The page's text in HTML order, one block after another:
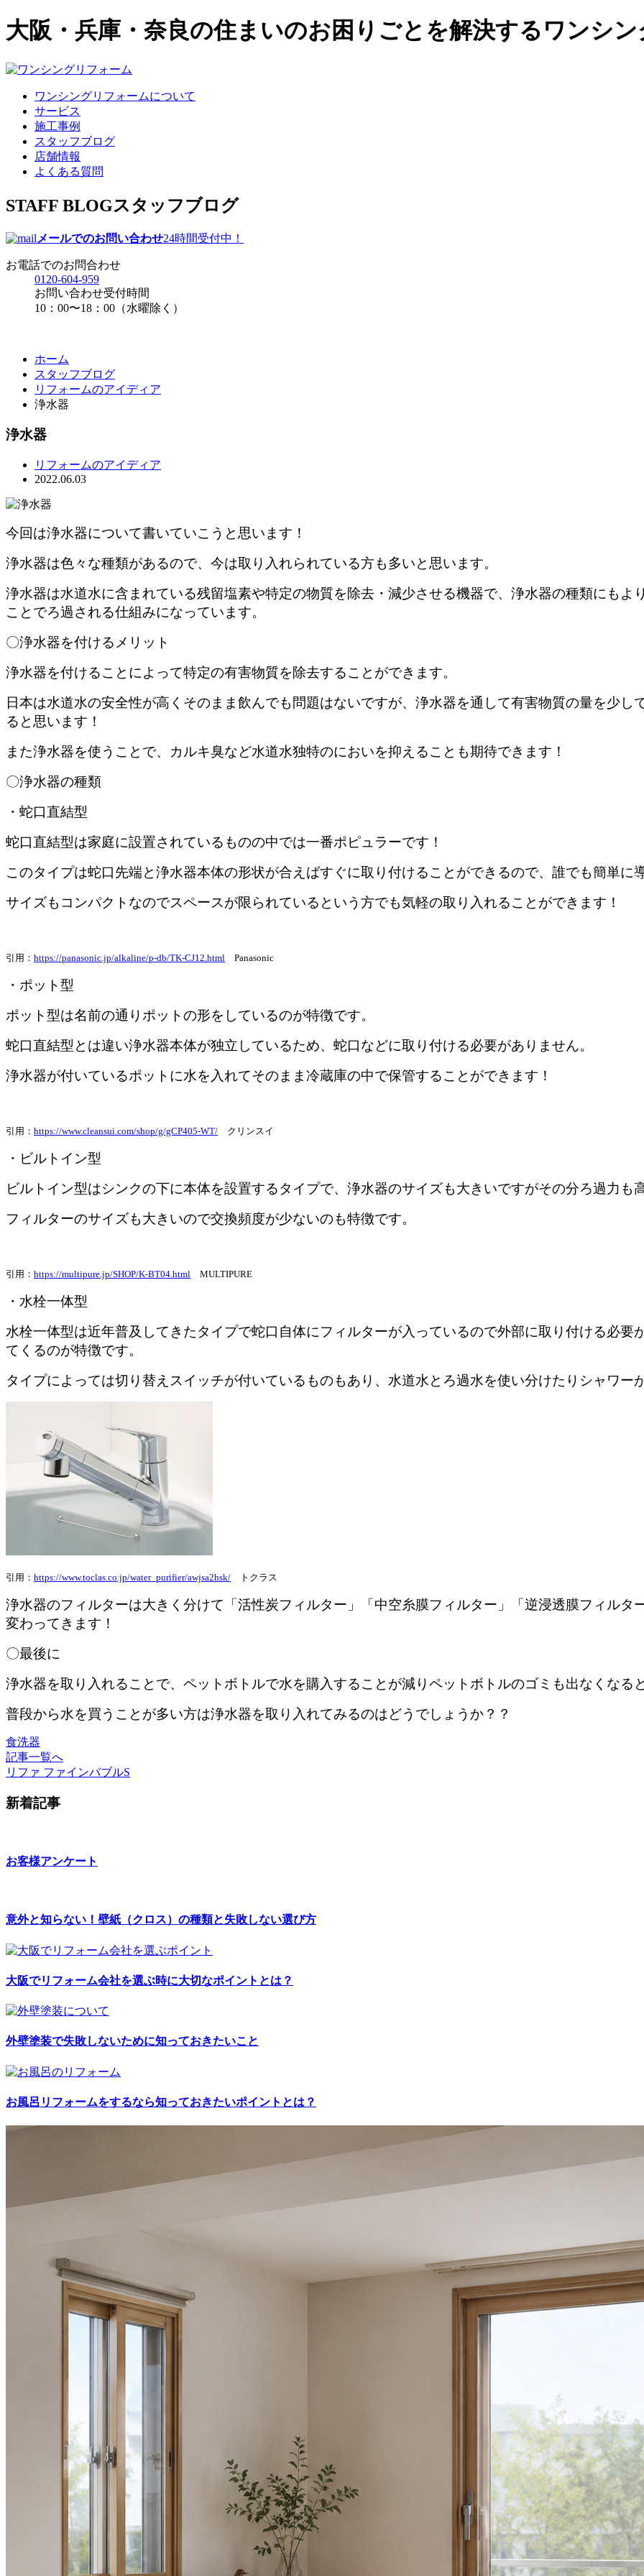
大阪・兵庫・奈良の住まいのお困りごとを解決するワンシ
ワンシングリフォームについて
サービス
施工事例
スタッフブログ
店舗情報
よくある質問
STAFF BLOGスタッフブログ
メールでのお問い合わせ24時間受付中！
お電話でのお問合わせ
0120-604-959
お問い合わせ受付時間
10：00〜18：00（水曜除く）
ホーム
スタッフブログ
リフォームのアイディア
浄水器
浄水器
リフォームのアイディア
2022.06.03
今回は浄水器について書いていこうと思います！
浄水器は色々な種類があるので、今は取り入れられている方も多いと思います。
浄水器は水道水に含まれている残留塩素や特定の物質を除去・減少させる機器で、浄水器の種類にもよ
ことでろ過される仕組みになっています。
〇浄水器を付けるメリット
浄水器を付けることによって特定の有害物質を除去することができます。
日本は水道水の安全性が高くそのまま飲んでも問題はないですが、浄水器を通して有害物質の量を少し
ると思います！
また浄水器を使うことで、カルキ臭など水道水独特のにおいを抑えることも期待できます！
〇浄水器の種類
・蛇口直結型
蛇口直結型は家庭に設置されているものの中では一番ポピュラーです！
このタイプは蛇口先端と浄水器本体の形状が合えばすぐに取り付けることができるので、誰でも簡単に
サイズもコンパクトなのでスペースが限られているという方でも気軽の取り入れることができます！
引用： https://panasonic.jp/alkaline/p-db/TK-CJ12.html Panasonic
・ポット型
ポット型は名前の通りポットの形をしているのが特徴です。
蛇口直結型とは違い浄水器本体が独立しているため、蛇口などに取り付ける必要がありません。
浄水器が付いているポットに水を入れてそのまま冷蔵庫の中で保管することができます！
引用： https://www.cleansui.com/shop/g/gCP405-WT/ クリンスイ
・ビルトイン型
ビルトイン型はシンクの下に本体を設置するタイプで、浄水器のサイズも大きいですがその分ろ過力も
フィルターのサイズも大きいので交換頻度が少ないのも特徴です。
引用： https://multipure.jp/SHOP/K-BT04.html MULTIPURE
・水栓一体型
水栓一体型は近年普及してきたタイプで蛇口自体にフィルターが入っているので外部に取り付ける必要
てくるのが特徴です。
タイプによっては切り替えスイッチが付いているものもあり、水道水とろ過水を使い分けたりシャワー
引用： https://www.toclas.co.jp/water_purifier/awjsa2hsk/ トクラス
浄水器のフィルターは大きく分けて「活性炭フィルター」「中空糸膜フィルター」「逆浸透膜フィル
変わってきます！
〇最後に
浄水器を取り入れることで、ペットボトルで水を購入することが減りペットボトルのゴミも出なくなる
普段から水を買うことが多い方は浄水器を取り入れてみるのはどうでしょうか？？
食洗器
記事一覧へ
リファ ファインバブルS
新着記事
お客様アンケート
意外と知らない！壁紙（クロス）の種類と失敗しない選び方
大阪でリフォーム会社を選ぶ時に大切なポイントとは？
外壁塗装で失敗しないために知っておきたいこと
お風呂リフォームをするなら知っておきたいポイントとは？